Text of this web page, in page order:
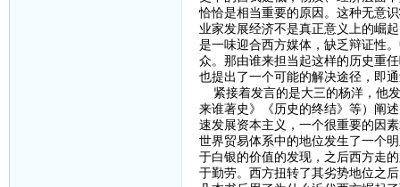
恰恰是相当重要的原因。这种无意
业家发展经济不是真正意义上的崛
是一味迎合西方媒体，缺乏辩证性
众。那由谁来担当起这样的历史重
也提出了一个可能的解决途径，即
紧接着发言的是大三的杨洋，他
来谁著史》《历史的终结》等）阐
速发展资本主义，一个很重要的因
世界贸易体系中的地位发生了一个
于白银的价值的发现，之后西方走
于勤劳。西方扭转了其劣势地位之